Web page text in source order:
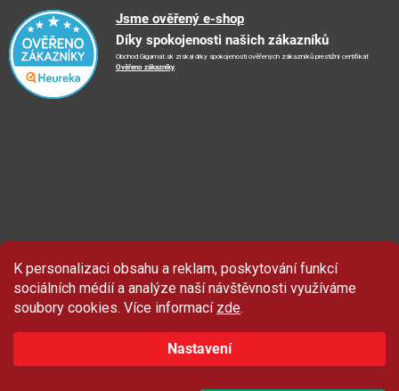
K personalizaci obsahu a reklam, poskytování funkcí
sociálních médií a analýze naší návštěvnosti využíváme
soubory cookies. Více informací zde.
Nastavení
Reklamační řád
Vrácení zboží a reklamace
Doporučení při nákupu
Ochrana osobních údajů
📺TV reklama
📝Blog
🤝 Partneři
Podporujeme
🏨FN Bulovka
🏨Nemocnice Homolka
Jsme ověřený e-shop
Díky spokojenosti našich zákazníků
Obchod Gigamat.sk získal díky spokojenosti ověřených zákazníků prestižní certifikát
Ověřeno zákazníky.
Sleva 100 Kčna produkty značky Asist.